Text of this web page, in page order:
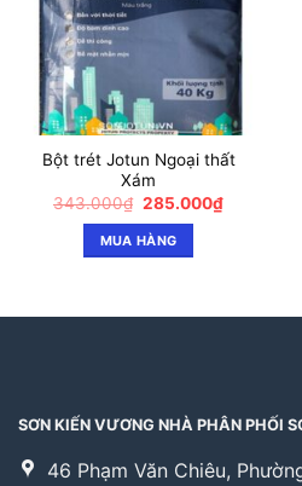
Bột trét Jotun Ngoại thất
Xám
343.000₫ Giá
là:
343.000₫.
285.000₫Giá
MUA HÀNG
SƠN KIẾN VƯƠNG NHÀ PHÂN PHỐI
46 Phạm Văn Chiêu,